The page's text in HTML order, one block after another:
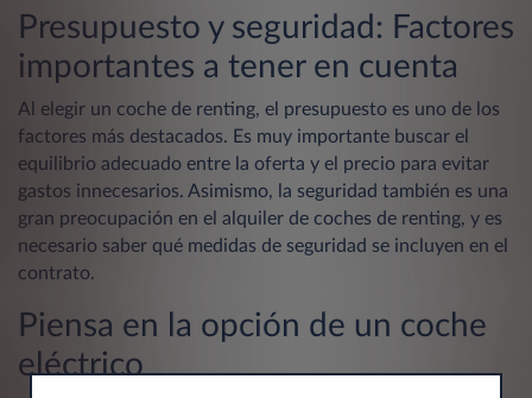
Presupuesto y seguridad: Factores
importantes a tener en cuenta
Al elegir un coche de renting, el presupuesto es uno de los
factores más destacados. Es muy importante buscar el
equilibrio adecuado entre la oferta y el precio para evitar
gastos innecesarios. Asimismo, la seguridad también es una
gran preocupación en el alquiler de coches de renting, y es
necesario saber qué medidas de seguridad se incluyen en el
contrato.
Piensa en la opción de un coche
eléctrico